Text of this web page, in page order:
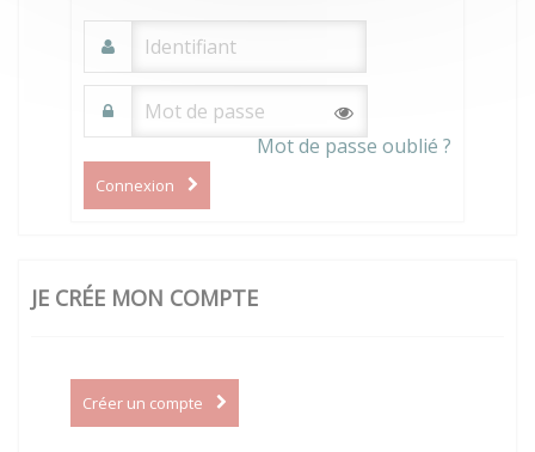
Mot de passe oublié ?
Connexion
JE CRÉE MON COMPTE
Créer un compte